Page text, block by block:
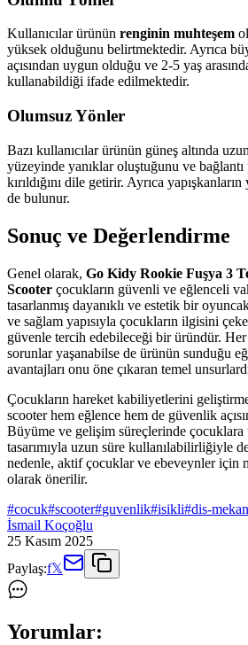
Kullanıcılar ürünün renginin muhteşem
yüksek olduğunu belirtmektedir. Ayrıca
açısından uygun olduğu ve 2-5 yaş
kullanabildiği ifade edilmektedir.
Olumsuz Yönler
Bazı kullanıcılar ürünün güneş altında
yüzeyinde yanıklar oluştuğunu ve
kırıldığını dile getirir. Ayrıca
de bulunur.
Sonuç ve Değerlendirme
Genel olarak, Go Kidy Rookie Fuşya 3
Scooter çocukların güvenli ve eğlenceli
tasarlanmış dayanıklı ve estetik bir
ve sağlam yapısıyla çocukların ilgisini
güvenle tercih edebileceği bir üründür.
sorunlar yaşanabilse de ürünün sunduğu
avantajları onu öne çıkaran temel
Çocukların hareket kabiliyetlerini
scooter hem eğlence hem de güvenlik
Büyüme ve gelişim süreçlerinde
tasarımıyla uzun süre kullanılabilirliğiyle
nedenle, aktif çocuklar ve ebeveynler için
olarak önerilir.
#cocuk#scooter#guvenlik#isikli#dis-mekan
İsmail Koçoğlu
25 Kasım 2025
Paylaş:f𝕏
Yorumlar: